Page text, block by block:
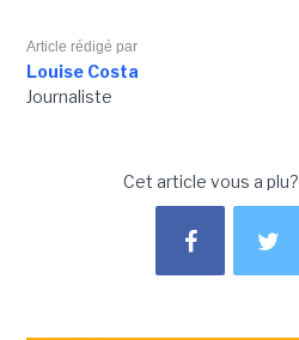
Article rédigé par
Louise Costa
Journaliste
Cet article vous a plu?